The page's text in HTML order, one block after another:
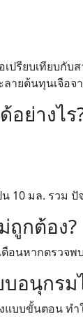
ปรียบเทียบกับ
ายต้นทุนเจือจ
ย่างไร
10 มล. รวม ปั
ถูกต้อง?
อนหากตรวจพ
อนุกรม
แบบขั้นตอน ท